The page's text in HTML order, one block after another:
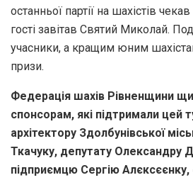
останньої партії на шахістів
гості завітав Святий Миколай.
учасники, а кращим юним
призи.
Федерація шахів Рівненщини
спонсорам, які підтримали цей
архітектору Здолбунівської
Ткачуку, депутату Олександру
підприємцю Сергію